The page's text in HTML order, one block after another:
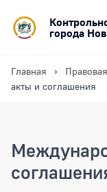
города
Главная
акты и соглашения